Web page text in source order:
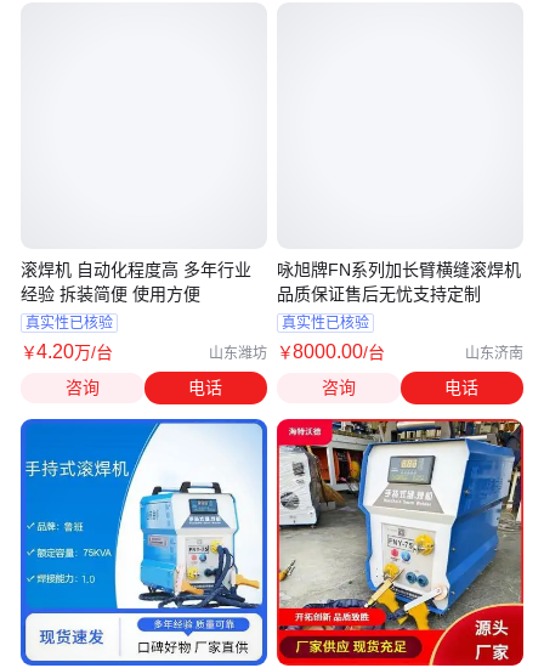
滚焊机 自动化程度高 多年行业
经验 拆装简便 使用方便
真实性已核验
￥4.20万/台 山东潍坊
咨询 电话
咏旭牌FN系列加长臂横缝滚焊机
品质保证售后无忧支持定制
真实性已核验
￥8000.00/台 山东济南
咨询 电话